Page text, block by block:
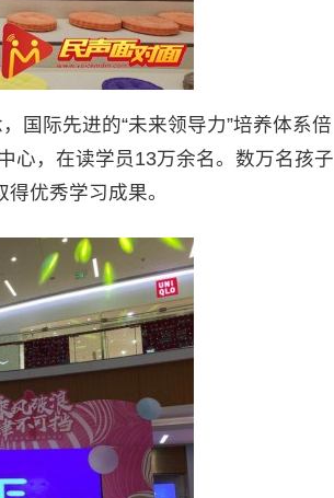
际先进的“未来领导力”培养体系倍
心，在读学员13万余名。数万名孩子
优秀学习成果。